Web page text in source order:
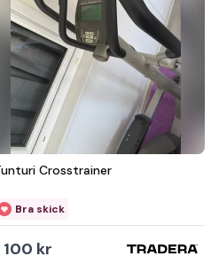
Se mer hos
Se mer hos
Crosstrainer
Bra skick
100 kr